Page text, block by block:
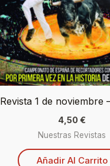
Revista 1 de noviembre
4,50€
Nuestras Revistas
Añadir Al Carrito